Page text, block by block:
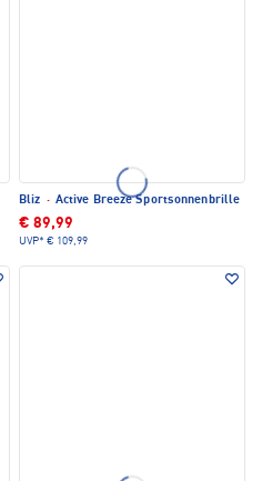
Bliz · Active Breeze Sportsonnenbrille
€ 89,99
UVP* € 109,99